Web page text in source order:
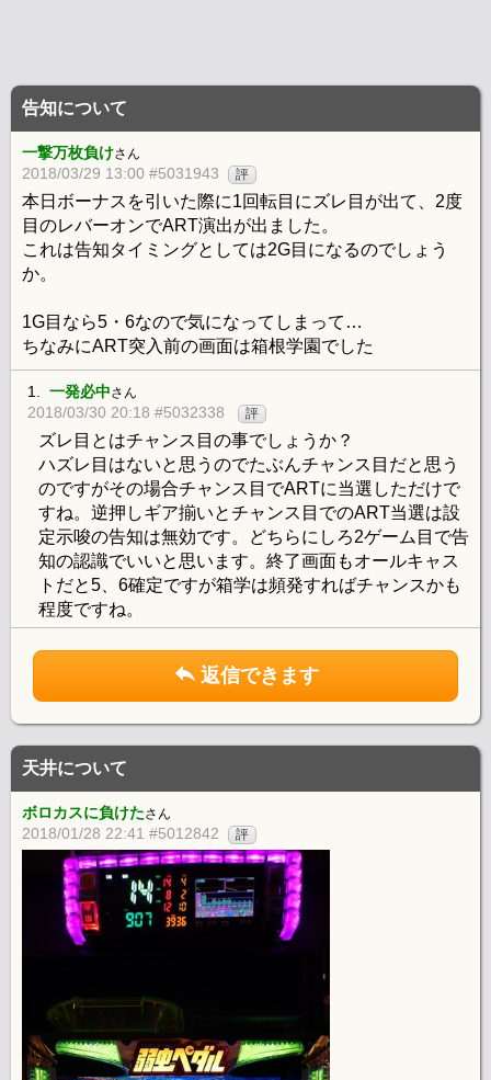
告知について
一撃万枚負けさん
2018/03/29 13:00 #5031943 評
本日ボーナスを引いた際に1回転目にズレ目が出て、2度
目のレバーオンでART演出が出ました。
これは告知タイミングとしては2G目になるのでしょう
か。
1G目なら5・6なので気になってしまって…
ちなみにART突入前の画面は箱根学園でした
1. 一発必中さん
2018/03/30 20:18 #5032338 評
ズレ目とはチャンス目の事でしょうか？
ハズレ目はないと思うのでたぶんチャンス目だと思う
のですがその場合チャンス目でARTに当選しただけで
すね。逆押しギア揃いとチャンス目でのART当選は設
定示唆の告知は無効です。どちらにしろ2ゲーム目で告
知の認識でいいと思います。終了画面もオールキャス
トだと5、6確定ですが箱学は頻発すればチャンスかも
程度ですね。
返信できます
天井について
ボロカスに負けたさん
2018/01/28 22:41 #5012842 評